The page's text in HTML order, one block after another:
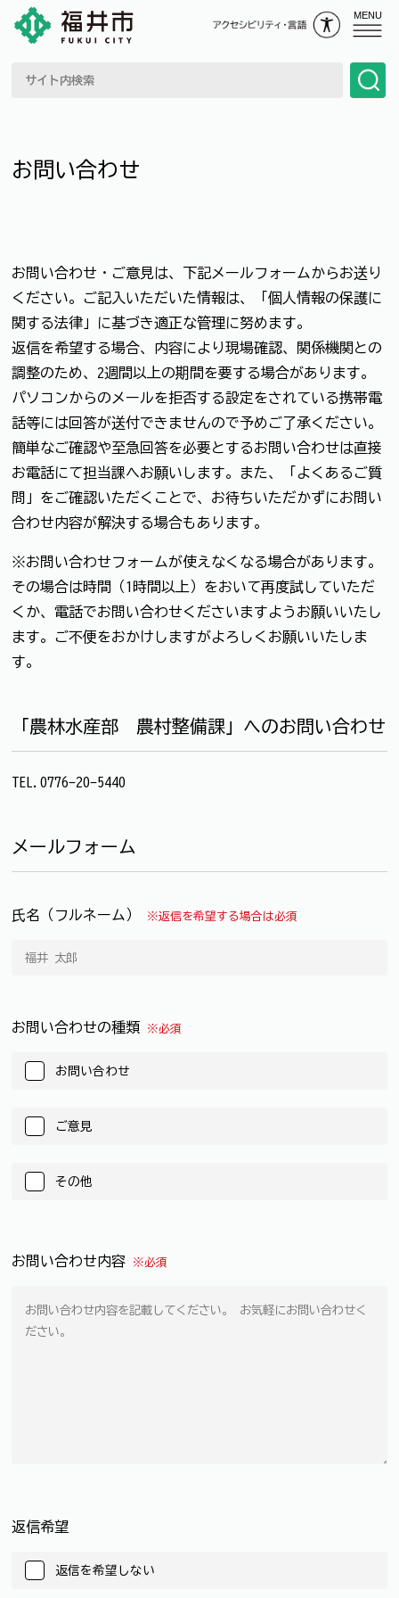
MENU
お問い合わせ
お問い合わせ・ご意見は、下記メールフォームからお送り
ください。ご記入いただいた情報は、「個人情報の保護に
関する法律」に基づき適正な管理に努めます。
返信を希望する場合、内容により現場確認、関係機関との
調整のため、2週間以上の期間を要する場合があります。
パソコンからのメールを拒否する設定をされている携帯電
話等には回答が送付できませんので予めご了承ください。
簡単なご確認や至急回答を必要とするお問い合わせは直接
お電話にて担当課へお願いします。また、「よくあるご質
問」をご確認いただくことで、お待ちいただかずにお問い
合わせ内容が解決する場合もあります。
※お問い合わせフォームが使えなくなる場合があります。
その場合は時間（1時間以上）をおいて再度試していただ
くか、電話でお問い合わせくださいますようお願いいたし
ます。ご不便をおかけしますがよろしくお願いいたしま
す。
「農林水産部 農村整備課」へのお問い合わせ
TEL.0776-20-5440
メールフォーム
氏名（フルネーム） ※返信を希望する場合は必須
お問い合わせの種類 ※必須
お問い合わせ
ご意見
その他
お問い合わせ内容 ※必須
返信希望
返信を希望しない